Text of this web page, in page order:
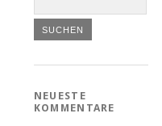
NEUESTE
KOMMENTARE